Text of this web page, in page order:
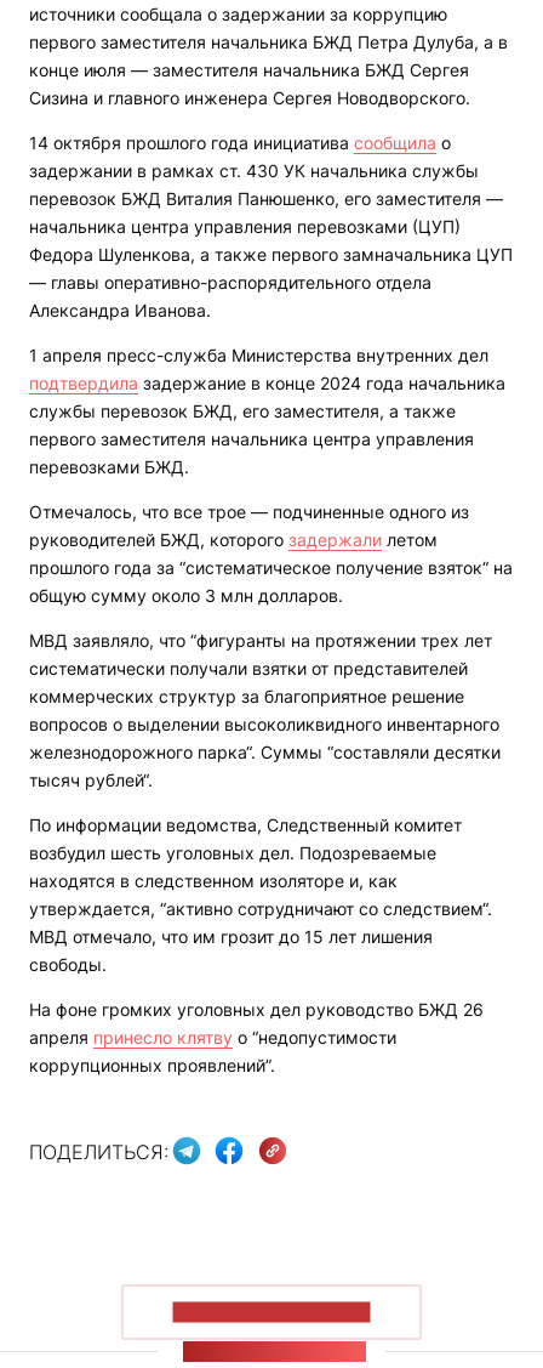
источники сообщала о задержании за коррупцию
первого заместителя начальника БЖД Петра Дулуба, а в
конце июля — заместителя начальника БЖД Сергея
Сизина и главного инженера Сергея Новодворского.
14 октября прошлого года инициатива сообщила о
задержании в рамках ст. 430 УК начальника службы
перевозок БЖД Виталия Панюшенко, его заместителя —
начальника центра управления перевозками (ЦУП)
Федора Шуленкова, а также первого замначальника ЦУП
— главы оперативно-распорядительного отдела
Александра Иванова.
1 апреля пресс-служба Министерства внутренних дел
подтвердила задержание в конце 2024 года начальника
службы перевозок БЖД, его заместителя, а также
первого заместителя начальника центра управления
перевозками БЖД.
Отмечалось, что все трое — подчиненные одного из
руководителей БЖД, которого задержали летом
прошлого года за “систематическое получение взяток“ на
общую сумму около 3 млн долларов.
МВД заявляло, что “фигуранты на протяжении трех лет
систематически получали взятки от представителей
коммерческих структур за благоприятное решение
вопросов о выделении высоколиквидного инвентарного
железнодорожного парка“. Суммы “составляли десятки
тысяч рублей“.
По информации ведомства, Следственный комитет
возбудил шесть уголовных дел. Подозреваемые
находятся в следственном изоляторе и, как
утверждается, “активно сотрудничают со следствием“.
МВД отмечало, что им грозит до 15 лет лишения
свободы.
На фоне громких уголовных дел руководство БЖД 26
апреля принесло клятву о “недопустимости
коррупционных проявлений”.
ПОДЕЛИТЬСЯ: